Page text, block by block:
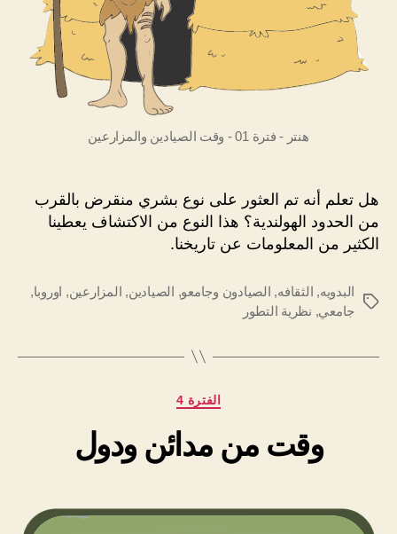
هنتر - فترة 01 - وقت الصيادين والمزارعين
هل تعلم أنه تم العثور على نوع بشري منقرض بالقرب
من الحدود الهولندية؟ هذا النوع من الاكتشاف يعطينا
الكثير من المعلومات عن تاريخنا.
الوسوم
البدويه, الثقافه, الصيادون وجامعو, الصيادين, المزارعين, اوروبا,
جامعي, نظرية التطور
التصنيفاتالفترة 4
وقت من مدائن ودول